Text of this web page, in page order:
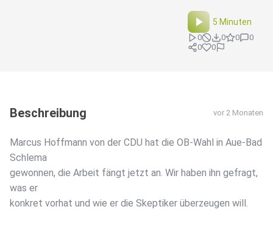
5 Minuten
0 0 0
0
0
0
Beschreibung vor 2 Monaten
Marcus Hoffmann von der CDU hat die OB-Wahl in Aue-Bad
Schlema
gewonnen, die Arbeit fängt jetzt an. Wir haben ihn gefragt,
was er
konkret vorhat und wie er die Skeptiker überzeugen will.